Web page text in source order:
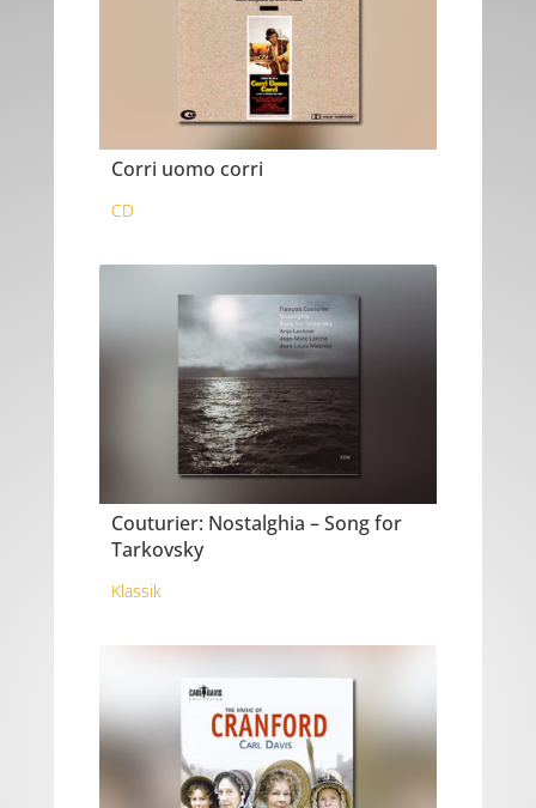
Corri uomo corri
CD
Couturier: Nostalghia – Song for
Tarkovsky
Klassik